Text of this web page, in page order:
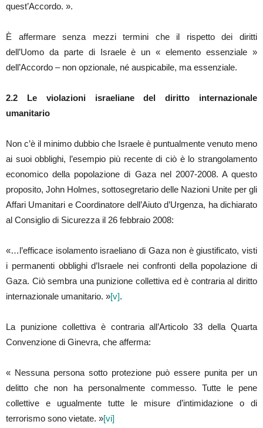
quest’Accordo. ».
È affermare senza mezzi termini che il rispetto dei diritti
dell’Uomo da parte di Israele è un « elemento essenziale »
dell’Accordo – non opzionale, né auspicabile, ma essenziale.
2.2 Le violazioni israeliane del diritto internazionale
umanitario
Non c’è il minimo dubbio che Israele è puntualmente venuto meno
ai suoi obblighi, l’esempio più recente di ciò è lo strangolamento
economico della popolazione di Gaza nel 2007-2008. A questo
proposito, John Holmes, sottosegretario delle Nazioni Unite per gli
Affari Umanitari e Coordinatore dell’Aiuto d’Urgenza, ha dichiarato
al Consiglio di Sicurezza il 26 febbraio 2008:
«…l’efficace isolamento israeliano di Gaza non è giustificato, visti
i permanenti obblighi d’Israele nei confronti della popolazione di
Gaza. Ciò sembra una punizione collettiva ed è contraria al diritto
internazionale umanitario. »[v].
La punizione collettiva è contraria all’Articolo 33 della Quarta
Convenzione di Ginevra, che afferma:
« Nessuna persona sotto protezione può essere punita per un
delitto che non ha personalmente commesso. Tutte le pene
collettive e ugualmente tutte le misure d’intimidazione o di
terrorismo sono vietate. »[vi]